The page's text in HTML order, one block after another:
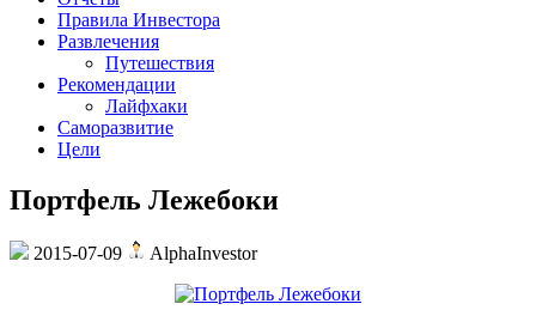
Правила Инвестора
Развлечения
Путешествия
Рекомендации
Лайфхаки
Саморазвитие
Цели
Портфель Лежебоки
2015-07-09 AlphaInvestor